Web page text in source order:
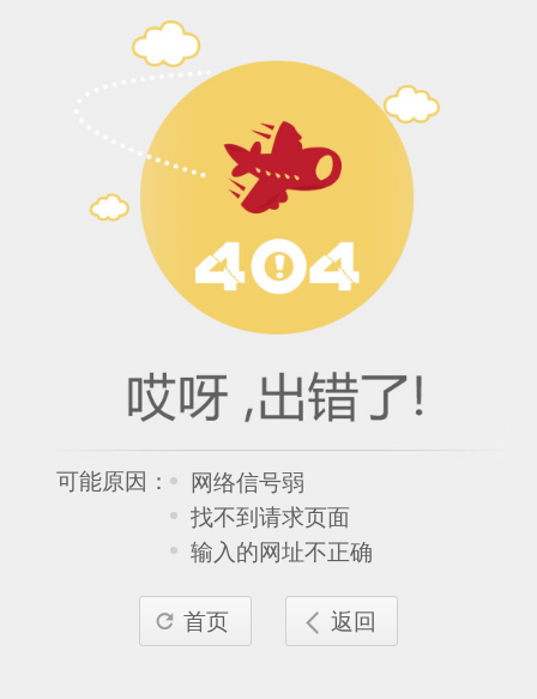
可能原因：
网络信号弱
找不到请求页面
输入的网址不正确
 首页  返回